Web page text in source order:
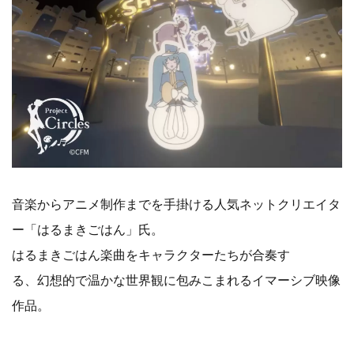
音楽からアニメ制作までを手掛ける人気ネットクリエイタ
ー「はるまきごはん」氏。
はるまきごはん楽曲をキャラクターたちが合奏す
る、幻想的で温かな世界観に包みこまれるイマーシブ映像
作品。